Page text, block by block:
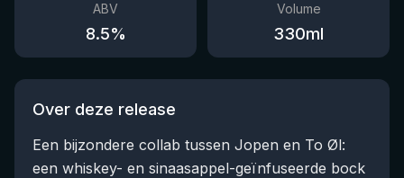
ABV
8.5%
Volume
330ml
Over deze release
Een bijzondere collab tussen Jopen en To Øl:
een whiskey- en sinaasappel-geïnfuseerde bock